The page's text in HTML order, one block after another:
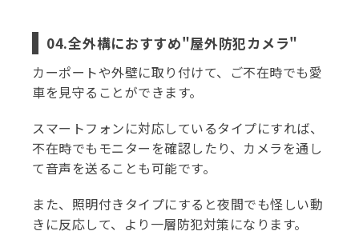
04.全外構におすすめ"屋外防犯カメラ"
カーポートや外壁に取り付けて、ご不在時でも愛
車を見守ることができます。
スマートフォンに対応しているタイプにすれば、
不在時でもモニターを確認したり、カメラを通し
て音声を送ることも可能です。
また、照明付きタイプにすると夜間でも怪しい動
きに反応して、より一層防犯対策になります。